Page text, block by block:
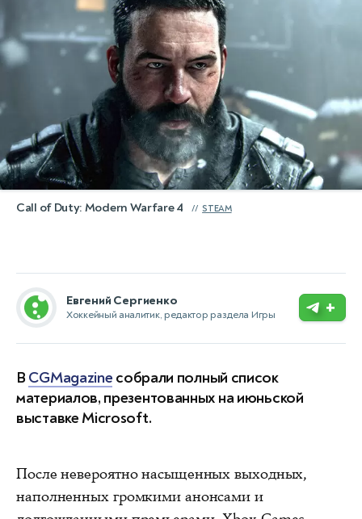
Call of Duty: Modern Warfare 4 STEAM
Евгений Сергиенко
Хоккейный аналитик, редактор раздела Игры +
В CGMagazine собрали полный список
материалов, презентованных на июньской
выставке Microsoft.
После невероятно насыщенных выходных,
наполненных громкими анонсами и